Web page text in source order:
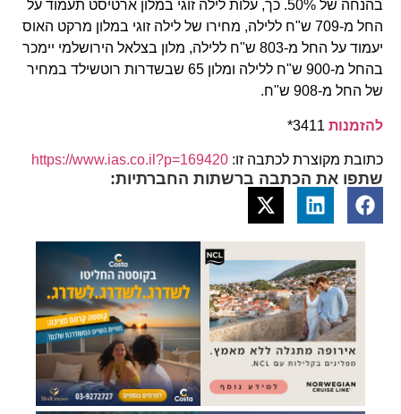
בהנחה של 50%. כך, עלות לילה זוגי במלון ארטיסט תעמוד על
החל מ-709 ש"ח ללילה, מחירו של לילה זוגי במלון מרקט האוס
יעמוד על החל מ-803 ש"ח ללילה, מלון בצלאל הירושלמי יימכר
בהחל מ-900 ש"ח ללילה ומלון 65 שבשדרות רוטשילד במחיר
של החל מ-908 ש"ח.
להזמנות
כתובת מקוצרת לכתבה זו: https://www.ias.co.il?p=169420
שתפו את הכתבה ברשתות החברתיות: